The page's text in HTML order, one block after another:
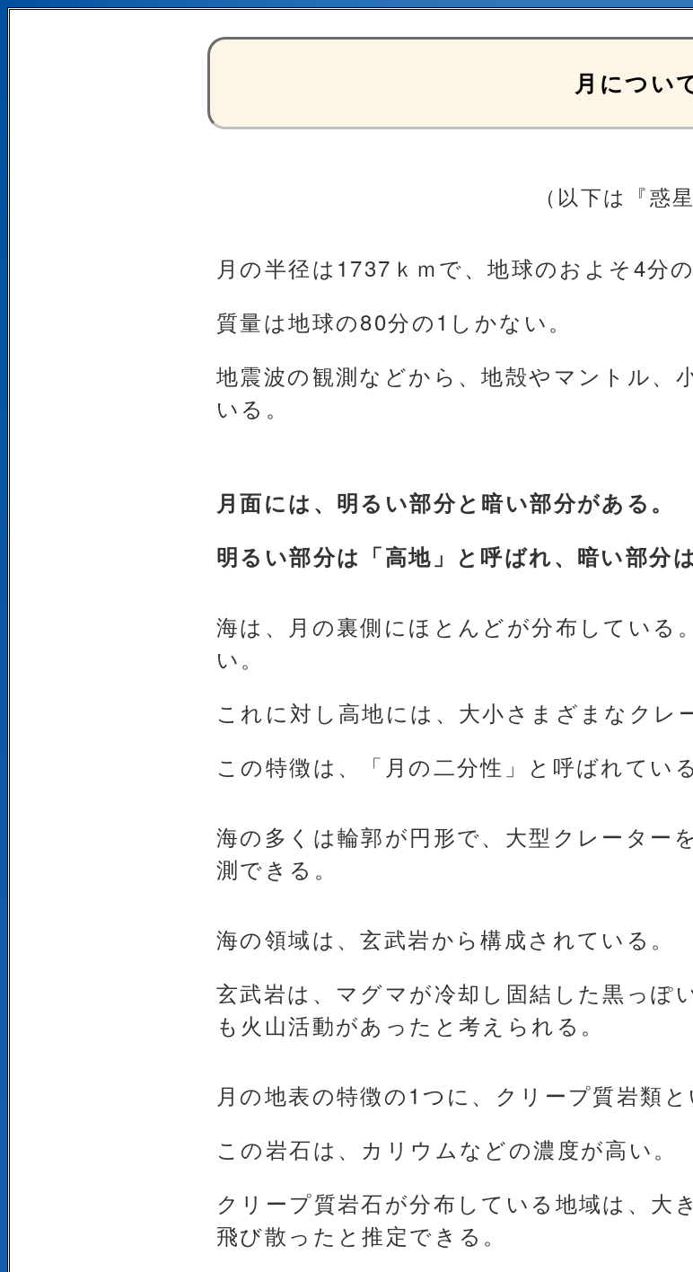
月につい
（以下は『惑
月の半径は1737ｋｍで、地球のおよそ4分の
質量は地球の80分の1しかない。
地震波の観測などから、地殻やマントル、
いる。
月面には、明るい部分と暗い部分がある。
明るい部分は「高地」と呼ばれ、暗い部分
海は、月の裏側にほとんどが分布している
い。
これに対し高地には、大小さまざまなクレ
この特徴は、「月の二分性」と呼ばれている
海の多くは輪郭が円形で、大型クレーター
測できる。
海の領域は、玄武岩から構成されている。
玄武岩は、マグマが冷却し固結した黒っぽ
も火山活動があったと考えられる。
月の地表の特徴の1つに、クリープ質岩類
この岩石は、カリウムなどの濃度が高い。
クリープ質岩石が分布している地域は、大
飛び散ったと推定できる。